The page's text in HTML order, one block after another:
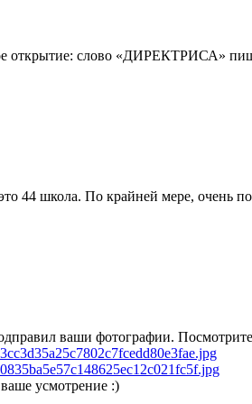
открытие: слово «ДИРЕКТРИСА»
44 школа. По крайней мере, очень
ваши фотографии.
усмотрение :)